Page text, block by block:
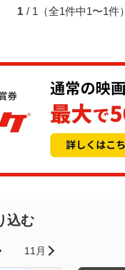
1 / 1（全1件中1〜1件）
込む
11月